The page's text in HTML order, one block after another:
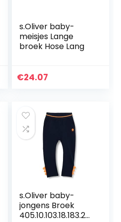
s.Oliver baby-
meisjes Lange
broek Hose Lang
€24.07
s.Oliver baby-
jongens Broek
405.10.103.18.183.20